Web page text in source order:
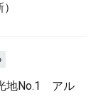
地No.1 アル